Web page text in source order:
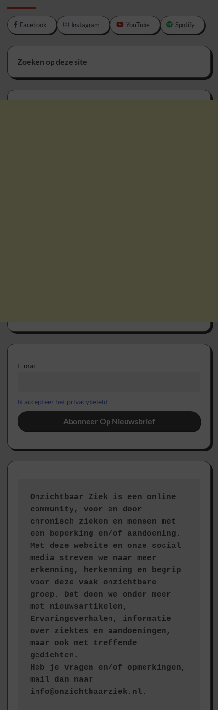
Facebook Instagram YouTube Spotify
Zoeken op deze site
E-mail
Ik accepteer het privacybeleid
Onzichtbaar Ziek is een online
community, voor en door
chronisch zieken en mensen met
een beperking en/of aandoening.
Met deze website en onze social
media streven we naar meer
erkenning, herkenning en begrip
voor deze vaak onzichtbare
groep. Dat doen we onder meer
met nieuwsartikelen,
Ervaringsverhalen, informatie
over ziektes en aandoeningen,
maar ook met treffende
gedichten.
Heb je vragen en/of opmerkingen,
mail dan naar
info@onzichtbaarziek.nl.